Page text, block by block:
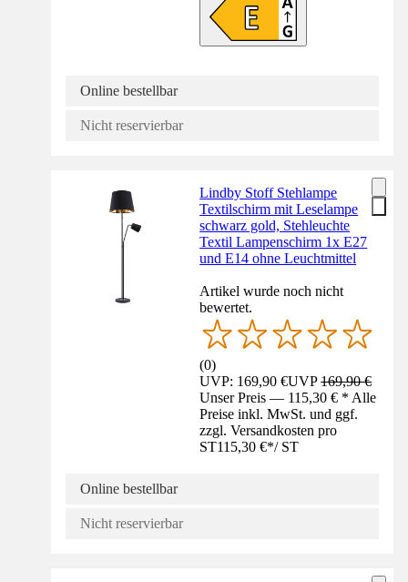
Online bestellbar
Nicht reservierbar
Lindby Stoff Stehlampe
Textilschirm mit Leselampe
schwarz gold, Stehleuchte
Textil Lampenschirm 1x E27
und E14 ohne Leuchtmittel
Artikel wurde noch nicht
bewertet.
(0)
UVP: 169,90 €UVP169,90 €
Unser Preis — 115,30 € * Alle
Preise inkl. MwSt. und ggf.
zzgl. Versandkosten pro
ST115,30 €*/ ST
Online bestellbar
Nicht reservierbar